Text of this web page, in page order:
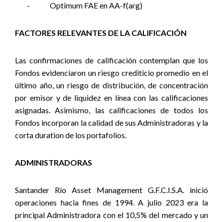
- Optimum FAE en AA-f(arg)
FACTORES RELEVANTES DE LA CALIFICACIÓN
Las confirmaciones de calificación contemplan que los
Fondos evidenciaron un riesgo crediticio promedio en el
último año, un riesgo de distribución, de concentración
por emisor y de liquidez en línea con las calificaciones
asignadas. Asimismo, las calificaciones de todos los
Fondos incorporan la calidad de sus Administradoras y la
corta duration de los portafolios.
ADMINISTRADORAS
Santander Río Asset Management G.F.C.I.S.A. inició
operaciones hacia fines de 1994. A julio 2023 era la
principal Administradora con el 10,5% del mercado y un